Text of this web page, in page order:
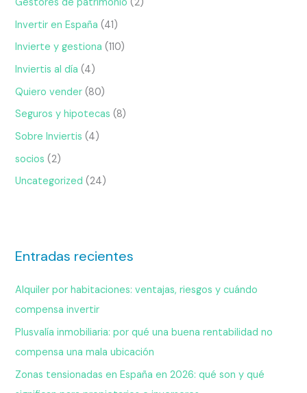
Invertir en España (41)
Invierte y gestiona (110)
Inviertis al día (4)
Quiero vender (80)
Seguros y hipotecas (8)
Sobre Inviertis (4)
socios (2)
Uncategorized (24)
Entradas recientes
Alquiler por habitaciones: ventajas, riesgos y cuándo
compensa invertir
Plusvalía inmobiliaria: por qué una buena rentabilidad no
compensa una mala ubicación
Zonas tensionadas en España en 2026: qué son y qué